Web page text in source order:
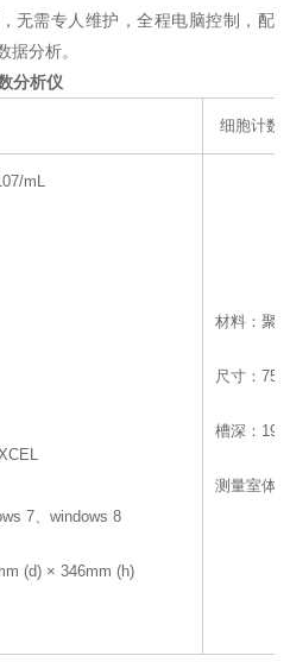
无需专人维护，全程电脑控制，配
据分析。
分析仪
细胞计数
mL
7、windows 8
(d) × 346mm (h)
材料：聚
尺寸：75
槽深：
测量室体